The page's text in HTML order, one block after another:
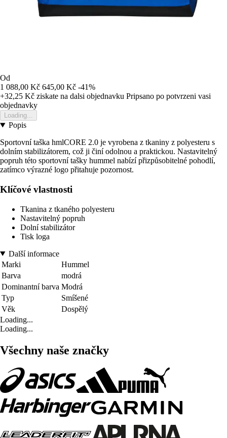
Od
1 088,00 Kč 645,00 Kč -41%
+32,25 Kč ziskate na dalsi objednavku Pripsano po potvrzeni vasi
objednavky
Loading...
Popis
Sportovní taška hmlCORE 2.0 je vyrobena z tkaniny z polyesteru s
dolním stabilizátorem, což ji činí odolnou a praktickou. Nastavitelný
popruh této sportovní tašky hummel nabízí přizpůsobitelné pohodlí,
zatímco výrazné logo přitahuje pozornost.
Klíčové vlastnosti
Tkanina z tkaného polyesteru
Nastavitelný popruh
Dolní stabilizátor
Tisk loga
Další informace
Marki
Hummel
Barva
modrá
Dominantní barva Modrá
Typ
Smíšené
Věk
Dospělý
Loading...
Loading...
Všechny naše značky